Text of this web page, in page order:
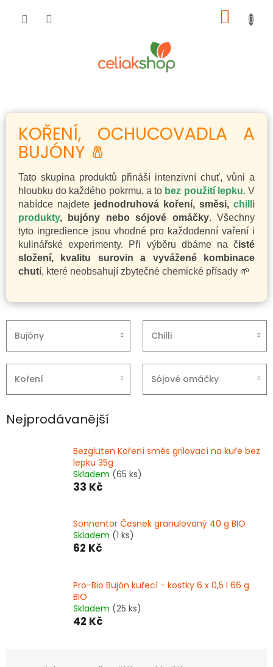
KOŠÍK
KOŘENÍ, OCHUCOVADLA A
BUJÓNY 🧂
Tato skupina produktů přináší intenzivní chuť, vůni a
hloubku do každého pokrmu, a to bez použití lepku. V
nabídce najdete jednodruhová koření, směsi, chilli
produkty, bujóny nebo sójové omáčky. Všechny
tyto ingredience jsou vhodné pro každodenní vaření i
kulinářské experimenty. Při výběru dbáme na čisté
složení, kvalitu surovin a vyvážené kombinace
chutí, které neobsahují zbytečné chemické přísady 🌱
Bujóny Chilli
Koření Sójové omáčky
Nejprodávanější
Bezgluten Koření směs grilovací na kuře bez
lepku 35g
Skladem (65 ks)
33 Kč
Sonnentor Česnek granulovaný 40 g BIO
Skladem (1 ks)
62 Kč
Pro-Bio Bujón kuřecí - kostky 6 x 0,5 l 66 g
BIO
Skladem (25 ks)
42 Kč